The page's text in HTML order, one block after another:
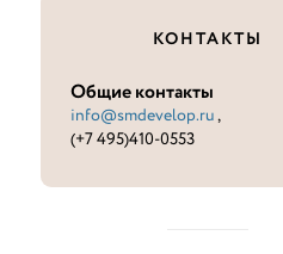
КОНТАКТЫ
Общие контакты
info@smdevelop.ru,
(+7 495)410-0553